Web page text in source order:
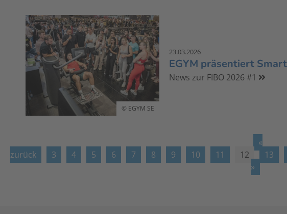
© EGYM SE
23.03.2026
EGYM präsentiert
News zur FIBO 2026 #1
«
zurück
3 4 5 6 7 8 9 10 11 12 13
»